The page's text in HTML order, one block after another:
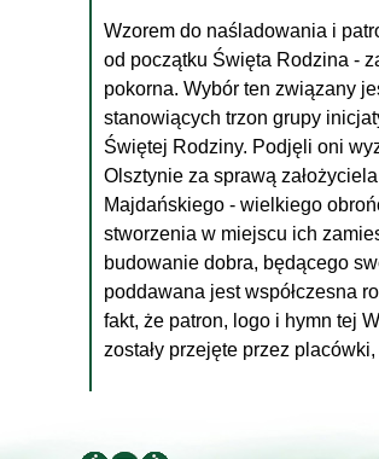
Wzorem do naśladowania i
od początku Święta Rodzina -
pokorna. Wybór ten związany
stanowiących trzon grupy
Świętej Rodziny. Podjęli oni
Olsztynie za sprawą
Majdańskiego - wielkiego
stworzenia w miejscu ich
budowanie dobra, będącego
poddawana jest współczesna
fakt, że patron, logo i hymn tej
zostały przejęte przez